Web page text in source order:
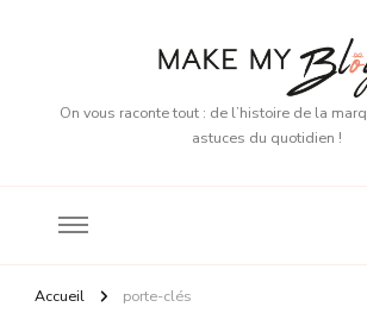
On vous raconte tout : de l’histoire de la
astuces du quotidien !
Accueil porte-clés